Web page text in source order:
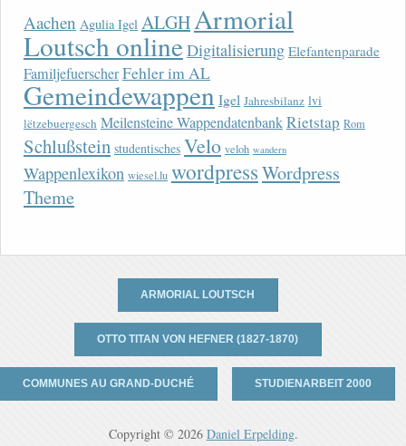
Aachen Agulia Igel ALGHArmorial
Loutsch onlineDigitalisierung Elefantenparade
FamiljefuerscherFehler im AL
Gemeindewappen Igel Jahresbilanz lvi
lëtzebuergesch Meilensteine WappendatenbankRietstap Rom
Schlußstein studentisches Velo veloh wandern
Wappenlexikon wiesel.lu wordpressWordpress
Theme
ARMORIAL LOUTSCH
OTTO TITAN VON HEFNER (1827-1870)
COMMUNES AU GRAND-DUCHÉ STUDIENARBEIT 2000
Copyright © 2026 Daniel Erpelding.